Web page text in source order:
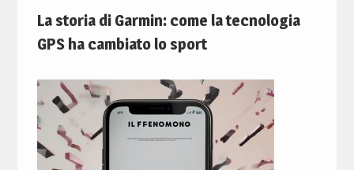
La storia di Garmin: come la tecnologia
GPS ha cambiato lo sport